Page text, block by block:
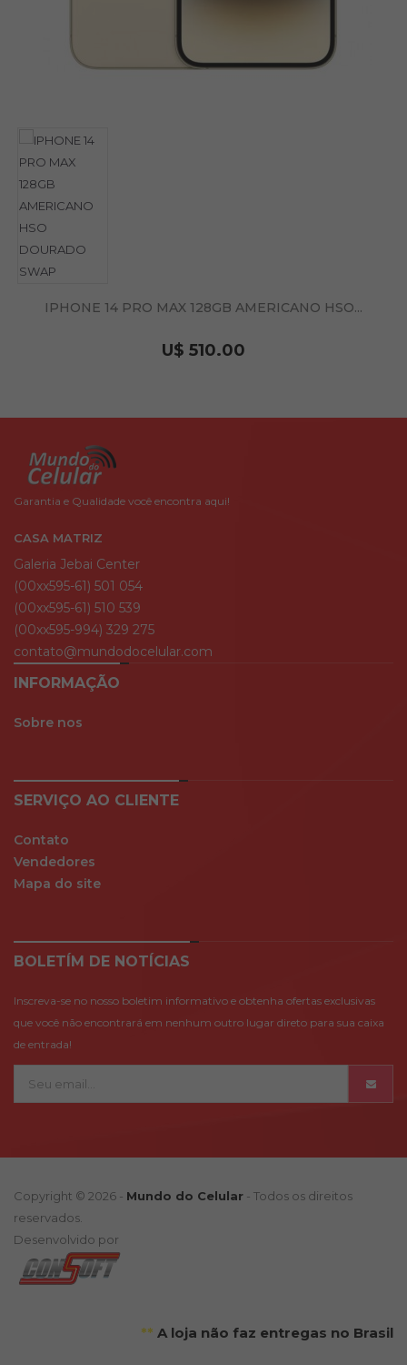
IPHONE 14 PRO MAX 128GB AMERICANO HSO...
U$ 510.00
Garantia e Qualidade você encontra aqui!
CASA MATRIZ
Galeria Jebai Center
(00xx595-61) 501 054
(00xx595-61) 510 539
(00xx595-994) 329 275
contato@mundodocelular.com
INFORMAÇÃO
Sobre nos
SERVIÇO AO CLIENTE
Contato
Vendedores
Mapa do site
BOLETÍM DE NOTÍCIAS
Inscreva-se no nosso boletim informativo e obtenha ofertas exclusivas
que você não encontrará em nenhum outro lugar direto para sua caixa
de entrada!
Copyright © 2026 - Mundo do Celular - Todos os direitos
reservados.
Desenvolvido por
** A loja não faz entregas no Brasil